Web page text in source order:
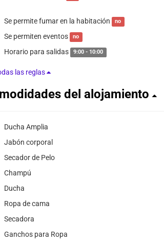
Se permite fumar en la habitación no
Se permiten eventos no
Horario para salidas 9:00 - 10:00
las reglas
del alojamiento
Ducha Amplia
Jabón corporal
Secador de Pelo
Champú
Ducha
Ropa de cama
Secadora
Ganchos para Ropa